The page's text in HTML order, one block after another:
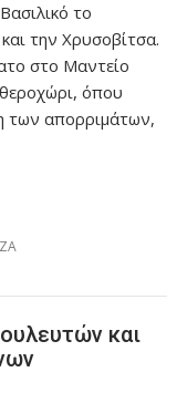
το
την Χρυσοβίτσα.
στο Μαντείο
όπου
των απορριμάτων,
και